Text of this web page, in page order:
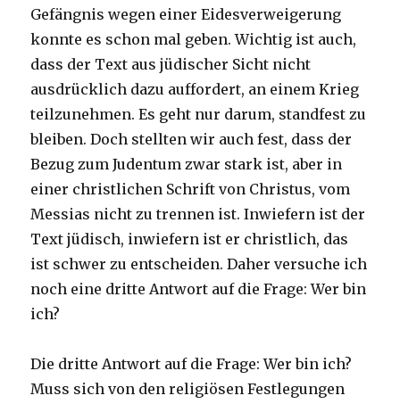
Gefängnis wegen einer Eidesverweigerung
konnte es schon mal geben. Wichtig ist auch,
dass der Text aus jüdischer Sicht nicht
ausdrücklich dazu auffordert, an einem Krieg
teilzunehmen. Es geht nur darum, standfest zu
bleiben. Doch stellten wir auch fest, dass der
Bezug zum Judentum zwar stark ist, aber in
einer christlichen Schrift von Christus, vom
Messias nicht zu trennen ist. Inwiefern ist der
Text jüdisch, inwiefern ist er christlich, das
ist schwer zu entscheiden. Daher versuche ich
noch eine dritte Antwort auf die Frage: Wer bin
ich?
Die dritte Antwort auf die Frage: Wer bin ich?
Muss sich von den religiösen Festlegungen